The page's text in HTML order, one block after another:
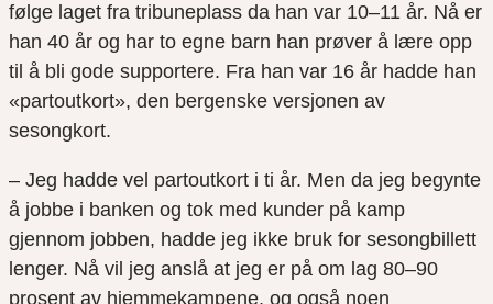
følge laget fra tribuneplass da han var 10–11 år. Nå er
han 40 år og har to egne barn han prøver å lære opp
til å bli gode supportere. Fra han var 16 år hadde han
«partoutkort», den bergenske versjonen av
sesongkort.
– Jeg hadde vel partoutkort i ti år. Men da jeg begynte
å jobbe i banken og tok med kunder på kamp
gjennom jobben, hadde jeg ikke bruk for sesongbillett
lenger. Nå vil jeg anslå at jeg er på om lag 80–90
prosent av hjemmekampene, og også noen